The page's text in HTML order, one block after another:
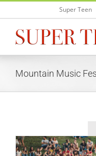
Skip
Super Teen
Mountain Music